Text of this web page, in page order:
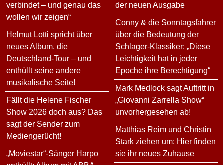
verbindet – und genau das
wollen wir zeigen“
Helmut Lotti spricht über
neues Album, die
Deutschland-Tour – und
enthüllt seine andere
musikalische Seite!
Fällt die Helene Fischer
Show 2026 doch aus? Das
sagt der Sender zum
Mediengerücht!
„Moviestar“-Sänger Harpo
der neuen Ausgabe
Conny & die Sonntagsfahrer
über die Bedeutung der
Schlager-Klassiker: „Diese
Leichtigkeit hat in jeder
Epoche ihre Berechtigung“
Mark Medlock sagt Auftritt in
„Giovanni Zarrella Show“
unvorhergesehen ab!
Matthias Reim und Christin
Stark ziehen um: Hier finden
sie ihr neues Zuhause